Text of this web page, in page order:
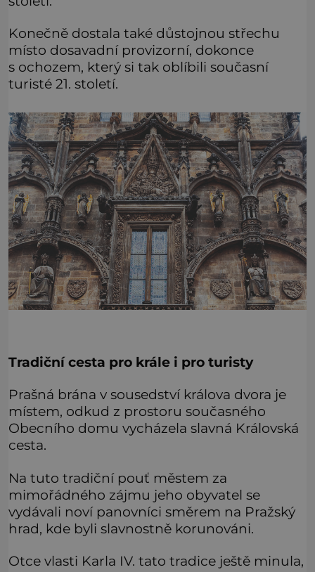
Konečně dostala také důstojnou střechu
místo dosavadní provizorní, dokonce
s ochozem, který si tak oblíbili současní
turisté 21. století.
Tradiční cesta pro krále i pro turisty
Prašná brána v sousedství králova dvora je
místem, odkud z prostoru současného
Obecního domu vycházela slavná Královská
cesta.
Na tuto tradiční pouť městem za
mimořádného zájmu jeho obyvatel se
vydávali noví panovníci směrem na Pražský
hrad, kde byli slavnostně korunováni.
Otce vlasti Karla IV. tato tradice ještě minula,